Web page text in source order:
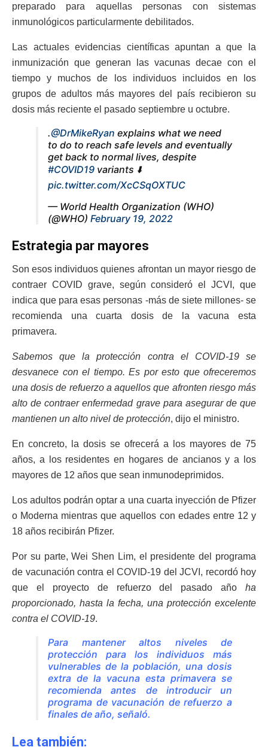
preparado para aquellas personas con sistemas
inmunológicos particularmente debilitados.
Las actuales evidencias científicas apuntan a que la
inmunización que generan las vacunas decae con el
tiempo y muchos de los individuos incluidos en los
grupos de adultos más mayores del país recibieron su
dosis más reciente el pasado septiembre u octubre.
.@DrMikeRyan explains what we need
to do to reach safe levels and eventually
get back to normal lives, despite
#COVID19 variants ⬇️
pic.twitter.com/XcCSqOXTUC
— World Health Organization (WHO)
(@WHO) February 19, 2022
Estrategia par mayores
Son esos individuos quienes afrontan un mayor riesgo de
contraer COVID grave, según consideró el JCVI, que
indica que para esas personas -más de siete millones- se
recomienda una cuarta dosis de la vacuna esta
primavera.
Sabemos que la protección contra el COVID-19 se
desvanece con el tiempo. Es por esto que ofreceremos
una dosis de refuerzo a aquellos que afronten riesgo más
alto de contraer enfermedad grave para asegurar de que
mantienen un alto nivel de protección, dijo el ministro.
En concreto, la dosis se ofrecerá a los mayores de 75
años, a los residentes en hogares de ancianos y a los
mayores de 12 años que sean inmunodeprimidos.
Los adultos podrán optar a una cuarta inyección de Pfizer
o Moderna mientras que aquellos con edades entre 12 y
18 años recibirán Pfizer.
Por su parte, Wei Shen Lim, el presidente del programa
de vacunación contra el COVID-19 del JCVI, recordó hoy
que el proyecto de refuerzo del pasado año ha
proporcionado, hasta la fecha, una protección excelente
contra el COVID-19.
Para mantener altos niveles de
protección para los individuos más
vulnerables de la población, una dosis
extra de la vacuna esta primavera se
recomienda antes de introducir un
programa de vacunación de refuerzo a
finales de año, señaló.
Lea también: